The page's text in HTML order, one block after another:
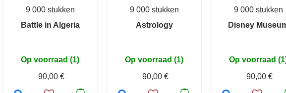
9 000 stukken
Battle in Algeria
Op voorraad (1)
90,00 €
9 000 stukken
Astrology
Op voorraad (1)
90,00 €
9 000 stukken
Disney
Op voorraad
90,00 €